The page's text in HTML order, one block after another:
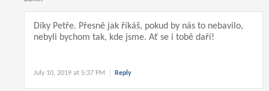
Díky Petře. Přesně jak říkáš, pokud by nás to nebavilo,
nebyli bychom tak, kde jsme. Ať se i tobě daří!
July 10, 2019 at 5:37 PM Reply